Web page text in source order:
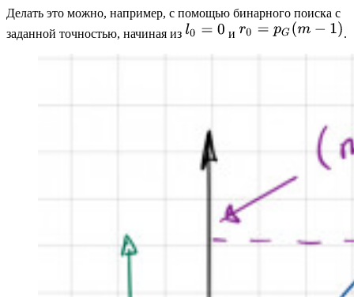
Делать это можно, например, с помощью бинарного поиска с
заданной точностью, начиная из
и .